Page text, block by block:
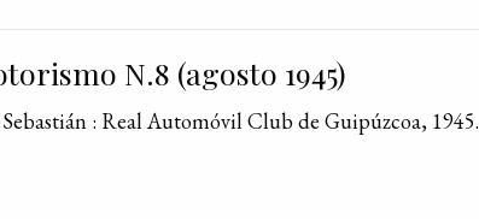
N.8 (agosto 1945)
Sebastián : Real Automóvil Club de Guipúzcoa, 1945.